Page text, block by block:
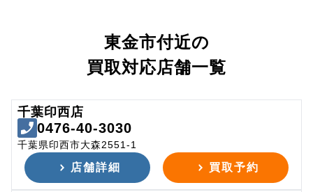
東金市付近の
買取対応店舗一覧
千葉印西店
0476-40-3030
千葉県印西市大森2551-1
店舗詳細 買取予約